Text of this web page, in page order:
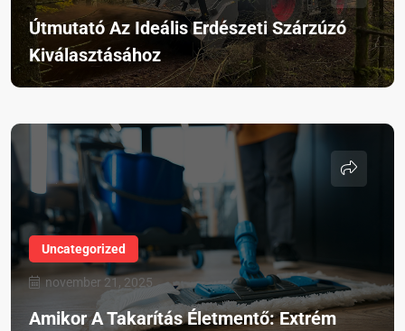
Útmutató Az Ideális Erdészeti Szárzúzó
Kiválasztásához
Uncategorized
november 21, 2025
Amikor A Takarítás Életmentő: Extrém